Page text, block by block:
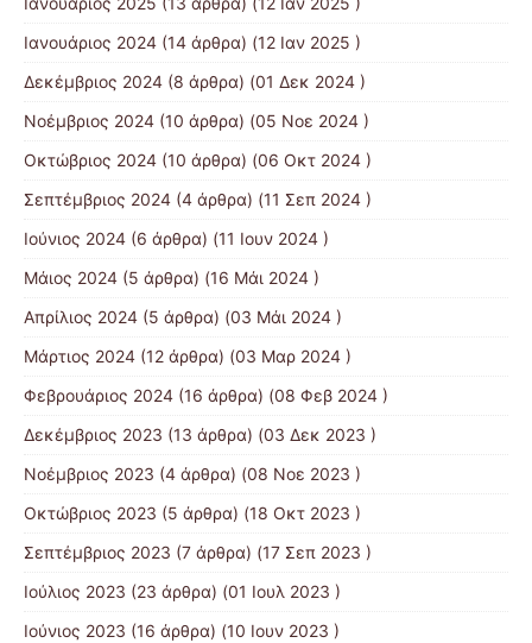
Ιανουάριος 2024 (14 άρθρα) (12 Ιαν 2025 )
Δεκέμβριος 2024 (8 άρθρα) (01 Δεκ 2024 )
Νοέμβριος 2024 (10 άρθρα) (05 Νοε 2024 )
Οκτώβριος 2024 (10 άρθρα) (06 Οκτ 2024 )
Σεπτέμβριος 2024 (4 άρθρα) (11 Σεπ 2024 )
Ιούνιος 2024 (6 άρθρα) (11 Ιουν 2024 )
Μάιος 2024 (5 άρθρα) (16 Μάι 2024 )
Απρίλιος 2024 (5 άρθρα) (03 Μάι 2024 )
Μάρτιος 2024 (12 άρθρα) (03 Μαρ 2024 )
Φεβρουάριος 2024 (16 άρθρα) (08 Φεβ 2024 )
Δεκέμβριος 2023 (13 άρθρα) (03 Δεκ 2023 )
Νοέμβριος 2023 (4 άρθρα) (08 Νοε 2023 )
Οκτώβριος 2023 (5 άρθρα) (18 Οκτ 2023 )
Σεπτέμβριος 2023 (7 άρθρα) (17 Σεπ 2023 )
Ιούλιος 2023 (23 άρθρα) (01 Ιουλ 2023 )
Ιούνιος 2023 (16 άρθρα) (10 Ιουν 2023 )